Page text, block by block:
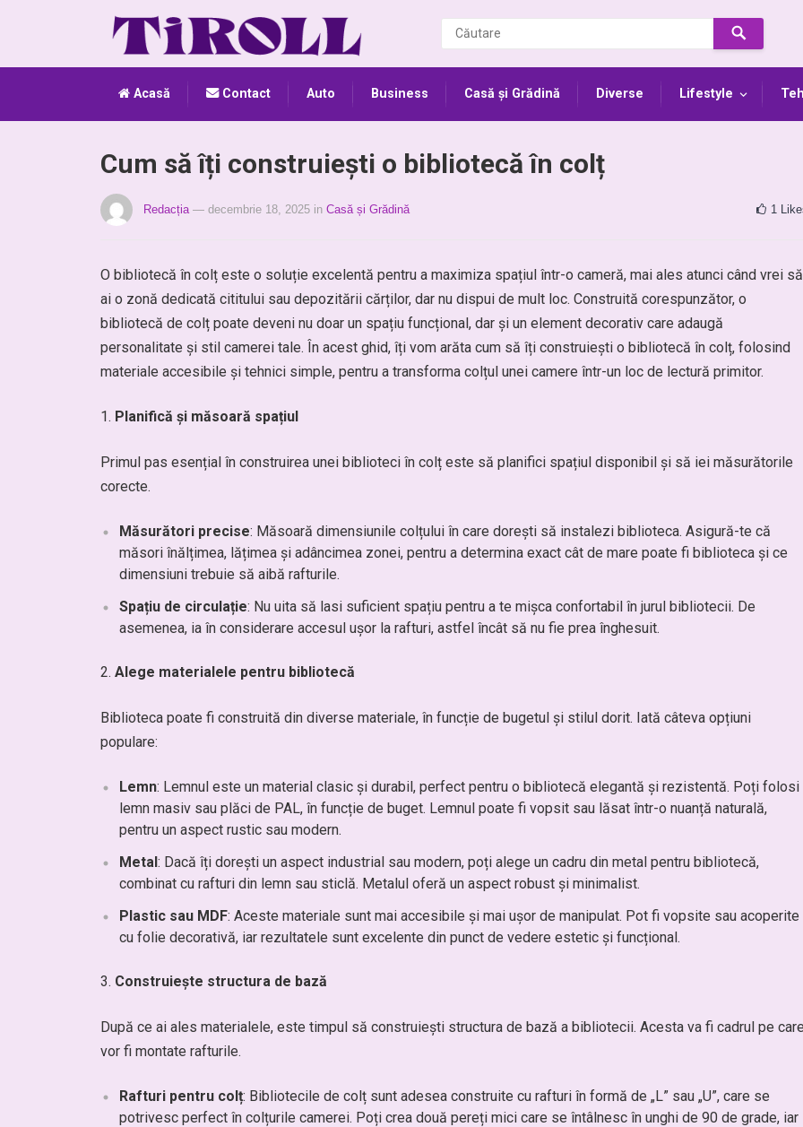
Acasă Contact Auto Business Casă și Grădină Diverse Lifestyle
Cum să îți construiești o bibliotecă în colț
Redacția — decembrie 18, 2025 in Casă și Grădină 1
O bibliotecă în colț este o soluție excelentă pentru a maximiza spațiul într-o cameră, mai ales atunci când vrei să
ai o zonă dedicată cititului sau depozitării cărților, dar nu dispui de mult loc. Construită corespunzător, o
bibliotecă de colț poate deveni nu doar un spațiu funcțional, dar și un element decorativ care adaugă
personalitate și stil camerei tale. În acest ghid, îți vom arăta cum să îți construiești o bibliotecă în colț, folosind
materiale accesibile și tehnici simple, pentru a transforma colțul unei camere într-un loc de lectură primitor.
Planifică și măsoară spațiul
Primul pas esențial în construirea unei biblioteci în colț este să planifici spațiul disponibil și să iei măsurătorile
corecte.
Măsurători precise: Măsoară dimensiunile colțului în care dorești să instalezi biblioteca. Asigură-te că
măsori înălțimea, lățimea și adâncimea zonei, pentru a determina exact cât de mare poate fi biblioteca și ce
dimensiuni trebuie să aibă rafturile.
Spațiu de circulație: Nu uita să lasi suficient spațiu pentru a te mișca confortabil în jurul bibliotecii. De
asemenea, ia în considerare accesul ușor la rafturi, astfel încât să nu fie prea înghesuit.
Alege materialele pentru bibliotecă
Biblioteca poate fi construită din diverse materiale, în funcție de bugetul și stilul dorit. Iată câteva opțiuni
populare:
Lemn: Lemnul este un material clasic și durabil, perfect pentru o bibliotecă elegantă și rezistentă. Poți folosi
lemn masiv sau plăci de PAL, în funcție de buget. Lemnul poate fi vopsit sau lăsat într-o nuanță naturală,
pentru un aspect rustic sau modern.
Metal: Dacă îți dorești un aspect industrial sau modern, poți alege un cadru din metal pentru bibliotecă,
combinat cu rafturi din lemn sau sticlă. Metalul oferă un aspect robust și minimalist.
Plastic sau MDF: Aceste materiale sunt mai accesibile și mai ușor de manipulat. Pot fi vopsite sau acoperite
cu folie decorativă, iar rezultatele sunt excelente din punct de vedere estetic și funcțional.
Construiește structura de bază
După ce ai ales materialele, este timpul să construiești structura de bază a bibliotecii. Acesta va fi cadrul pe
vor fi montate rafturile.
Rafturi pentru colț: Bibliotecile de colț sunt adesea construite cu rafturi în formă de „L” sau „U”, care se
potrivesc perfect în colțurile camerei. Poți crea două pereți mici care se întâlnesc în unghi de 90 de grade, iar